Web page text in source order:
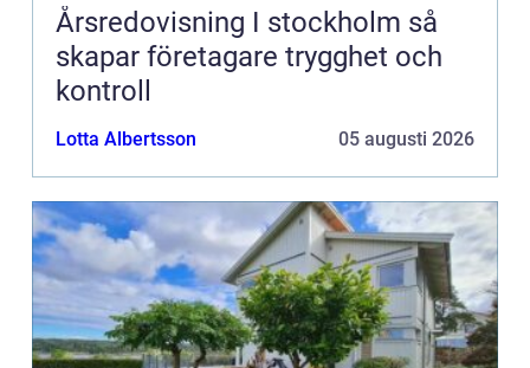
Årsredovisning I stockholm så
skapar företagare trygghet och
kontroll
Lotta Albertsson 05 augusti 2026